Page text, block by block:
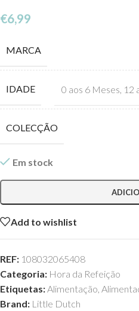
€6,99
MARCA
IDADE 0 aos 6 Meses 12
COLECÇÃO
Em stock
Add to wishlist
REF: 108032065408
Categoria: Hora da Refeição
Etiquetas:Alimentação,
Brand: Little Dutch